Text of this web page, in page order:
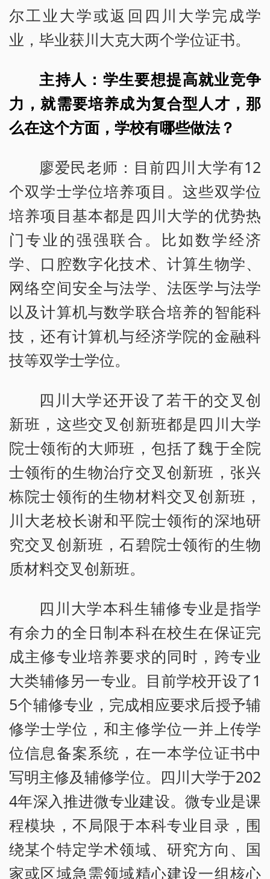
尔工业大学或返回四川大学完成学
业，毕业获川大克大两个学位证书。
主持人：学生要想提高就业竞争
力，就需要培养成为复合型人才，那
么在这个方面，学校有哪些做法？
廖爱民老师：目前四川大学有12
个双学士学位培养项目。这些双学位
培养项目基本都是四川大学的优势热
门专业的强强联合。比如数学经济
学、口腔数字化技术、计算生物学、
网络空间安全与法学、法医学与法学
以及计算机与数学联合培养的智能科
技，还有计算机与经济学院的金融科
技等双学士学位。
四川大学还开设了若干的交叉创
新班，这些交叉创新班都是四川大学
院士领衔的大师班，包括了魏于全院
士领衔的生物治疗交叉创新班，张兴
栋院士领衔的生物材料交叉创新班，
川大老校长谢和平院士领衔的深地研
究交叉创新班，石碧院士领衔的生物
质材料交叉创新班。
四川大学本科生辅修专业是指学
有余力的全日制本科在校生在保证完
成主修专业培养要求的同时，跨专业
大类辅修另一专业。目前学校开设了1
5个辅修专业，完成相应要求后授予辅
修学士学位，和主修学位一并上传学
位信息备案系统，在一本学位证书中
写明主修及辅修学位。四川大学于202
4年深入推进微专业建设。微专业是课
程模块，不局限于本科专业目录，围
绕某个特定学术领域、研究方向、国
家或区域急需领域精心建设一组核心